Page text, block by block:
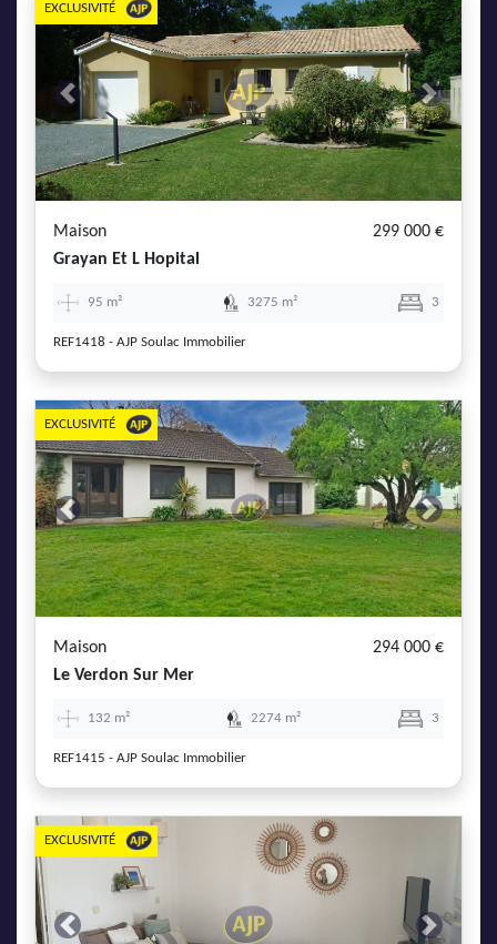
Previous Next
EXCLUSIVITÉ
Maison
299 000 €
Grayan Et L Hopital
95 m² 3275 m² 3
REF1418 - AJP Soulac Immobilier
Previous Next
EXCLUSIVITÉ
Maison
294 000 €
Le Verdon Sur Mer
132 m² 2274 m² 3
REF1415 - AJP Soulac Immobilier
Previous Next
EXCLUSIVITÉ